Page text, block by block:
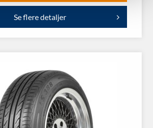
Se flere detaljer